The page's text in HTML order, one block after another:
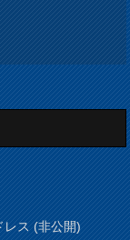
レス (非公開)